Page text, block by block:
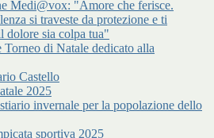
Medi@vox: "Amore che ferisce.
si traveste da protezione e ti
dolore sia colpa tua"
Torneo di Natale dedicato alla
Castello
2025
invernale per la popolazione dello
sportiva 2025